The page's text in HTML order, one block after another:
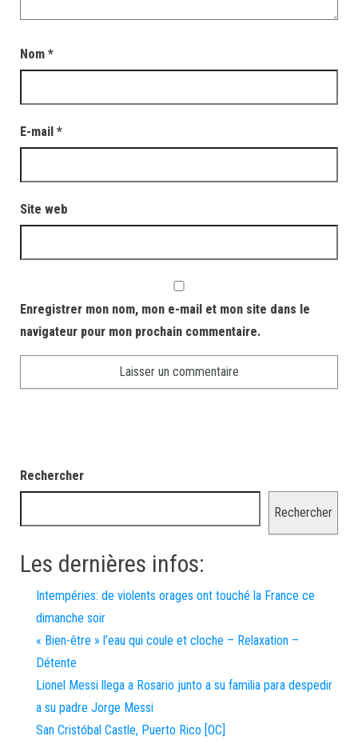
Nom *
E-mail *
Site web
Enregistrer mon nom, mon e-mail et mon site dans le
navigateur pour mon prochain commentaire.
Rechercher
Rechercher
Les dernières infos:
Intempéries: de violents orages ont touché la France ce
dimanche soir
« Bien-être » l’eau qui coule et cloche – Relaxation –
Détente
Lionel Messi llega a Rosario junto a su familia para despedir
a su padre Jorge Messi
San Cristóbal Castle, Puerto Rico [OC]